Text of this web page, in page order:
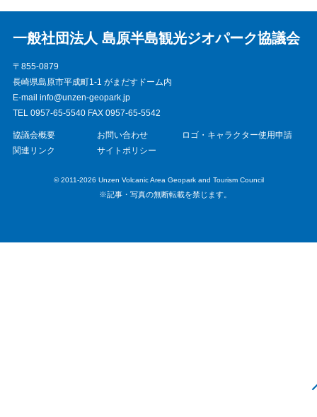
協議会概要 お問い合わせ
ロゴ・キャラクター使用申請
関連リンク
サイトポリシー
© 2011-2026 Unzen Volcanic Area Geopark and Tourism Council
※記事・写真の無断転載を禁じます。
一般社団法人 島原半島観光ジオパーク協議会
〒855-0879
長崎県島原市平成町1-1 がまだすドーム内
E-mail info@unzen-geopark.jp
TEL 0957-65-5540 FAX 0957-65-5542